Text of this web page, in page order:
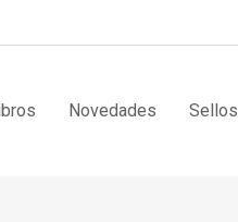
Novedades Sellos